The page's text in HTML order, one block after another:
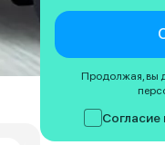
Продолжая, вы
Согласие